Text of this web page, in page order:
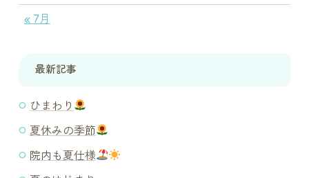
« 7月
最新記事
ひまわり
夏休みの季節
院内も夏仕様